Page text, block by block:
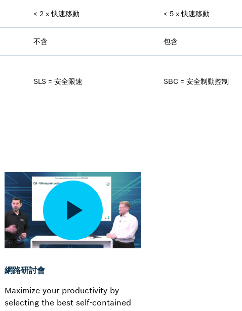
< 2 x 快速移動 < 5 x 快速移動
不含 包含
SLS = 安全限速 SBC = 安全制動控制
網路研討會
Maximize your productivity by
selecting the best self-contained